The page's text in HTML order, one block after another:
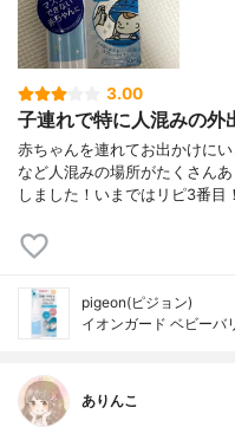
3.00
子連れで特に人混みの外
赤ちゃんを連れてお出かけに
など人混みの場所がたくさん
しました！いまではリピ3番目
pigeon(ピジョン)
イオンガード ベビーバ
ありんこ